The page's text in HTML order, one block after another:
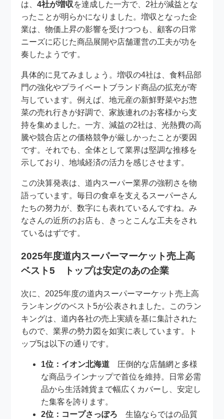
は、4社が増収を達成した一方で、2社が減益とな
ったことが明らかになりました。増収となった企
業は、物価上昇の影響を受けつつも、顧客の日常
ニーズに応じた商品展開や店舗運営の工夫が功を
奏したようです。
具体的に見てみましょう。増収の4社は、食料品部
門の強化やプライベートブランド商品の拡充が寄
与しています。例えば、地元産の新鮮野菜やお惣
菜の売れ行きが好調で、家族連れのお客様から支
持を集めました。一方、減益の2社は、光熱費の高
騰や競合店との価格競争が厳しかったことが要因
です。それでも、全体として業界は堅調な推移を
示しており、地域経済の活力を感じさせます。
この決算発表は、道内スーパー業界の強靭さを物
語っています。毎日の食卓を支えるスーパーさん
たちの努力が、数字にも表れているんですね。み
なさんの近所のお店も、きっとこんな工夫をされ
ているはずです。
2025年度道内スーパーマーケット売上高
ベスト5 トップは安定のあの企業
次に、2025年度の道内スーパーマーケット売上高
ランキングのベスト5が公表されました。このラン
キングは、道内各社の売上実績を基に集計された
もので、業界の勢力図を如実に表しています。ト
ップ5は以下の通りです。
1位：イオン北海道 圧倒的な店舗網と多様
な商品ラインナップで首位を維持。日常必需
品から生活雑貨まで幅広くカバーし、安定し
た集客を誇ります。
2位：コープさっぽろ 生協ならではの品質